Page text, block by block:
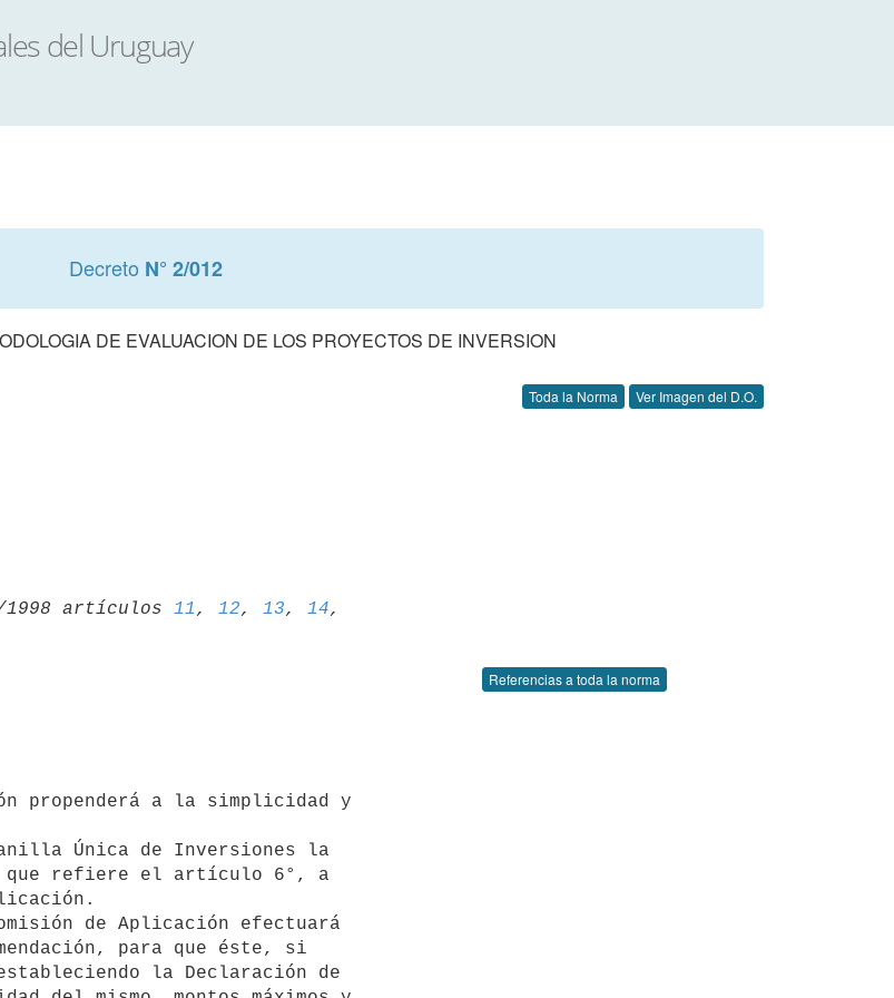
Decreto N° 2/012
DE EVALUACION DE LOS PROYECTOS DE INVERSION
Toda la Norma Ver Imagen del D.O.
1998 artículos 11 , 12, 13, 14
Referencias a toda la norma
Única de Inversiones la
a que refiere el artículo 6°, a
de Aplicación efectuará
para que éste, si
la Declaración de